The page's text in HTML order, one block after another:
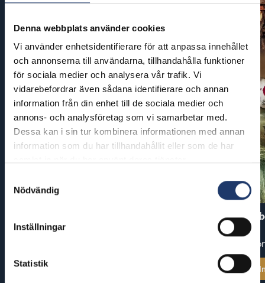
Denna webbplats använder cookies
Vi använder enhetsidentifierare för att anpassa innehållet
och annonserna till användarna, tillhandahålla funktioner
för sociala medier och analysera vår trafik. Vi
vidarebefordrar även sådana identifierare och annan
information från din enhet till de sociala medier och
annons- och analysföretag som vi samarbetar med.
Dessa kan i sin tur kombinera informationen med annan
information som du har tillhandahållit eller som de har
Nödvändig
Inställningar
Statistik
Premiär: fre 7.8.
Se alla föreställningstider
Pirates of the
World’s End
Premiär:
Se alla